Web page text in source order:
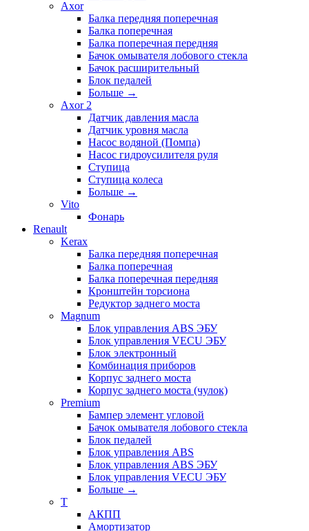
Axor
Балка передняя поперечная
Балка поперечная
Балка поперечная передняя
Бачок омывателя лобового стекла
Бачок расширительный
Блок педалей
Больше →
Axor 2
Датчик давления масла
Датчик уровня масла
Насос водяной (Помпа)
Насос гидроусилителя руля
Ступица
Ступица колеса
Больше →
Vito
Фонарь
Renault
Kerax
Балка передняя поперечная
Балка поперечная
Балка поперечная передняя
Кронштейн торсиона
Редуктор заднего моста
Magnum
Блок управления ABS ЭБУ
Блок управления VECU ЭБУ
Блок электронный
Комбинация приборов
Корпус заднего моста
Корпус заднего моста (чулок)
Premium
Бампер элемент угловой
Бачок омывателя лобового стекла
Блок педалей
Блок управления ABS
Блок управления ABS ЭБУ
Блок управления VECU ЭБУ
Больше →
T
АКПП
Амортизатор